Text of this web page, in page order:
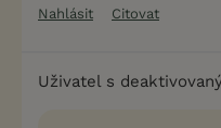
Nahlásit
Citovat
Uživatel s